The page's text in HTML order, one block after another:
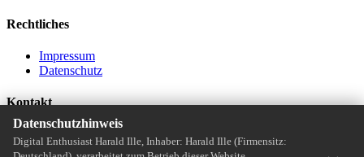
Rechtliches
Impressum
Datenschutz
Kontakt
post@haraldille.de
Datenschutzhinweis
Digital Enthusiast Harald Ille, Inhaber: Harald Ille (Firmensitz: